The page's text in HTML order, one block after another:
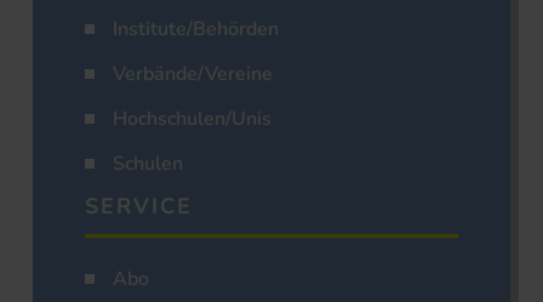
Institute/Behörden
Verbände/Vereine
Hochschulen/Unis
Schulen
SERVICE
Abo